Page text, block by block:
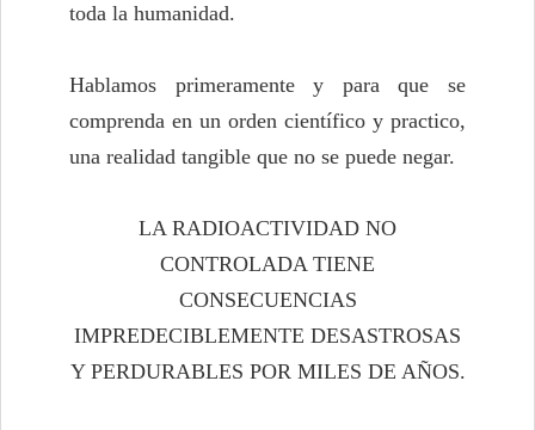
toda la humanidad.
Hablamos primeramente y para que se
comprenda en un orden científico y practico,
una realidad tangible que no se puede negar.
LA RADIOACTIVIDAD NO
CONTROLADA TIENE
CONSECUENCIAS
IMPREDECIBLEMENTE DESASTROSAS
Y PERDURABLES POR MILES DE AÑOS.